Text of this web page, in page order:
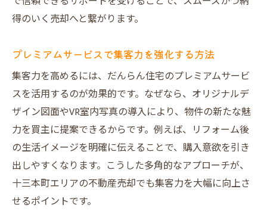
直接買取でスムーズな不動産売却を実現
集客力と信頼性を高める取り組みの全貌
仲介手数料を抑えて賢く不動産売却する方法
直接買取とオークション買取の違いを解説
だんらん住宅の費用面の魅力を知る
高値売却とコスト削減を両立する方法
信頼できるサービスで安心売却を実現
口コミで評価される手数料の特徴とは
十三本町で選ばれる不動産売却のポイント
十三本町で不動産売却が選ばれる理由
得のいく売却へと繋がります。
プレミアムサービスで集客力を強化する方法
集客力を高めるには、だんらん住宅のプレミアムサービ
スを活用するのが効果的です。なぜなら、オリジナルデ
ザイン図面やVR室内写真の導入により、物件の新たな魅
力を買主に提案できるからです。例えば、リフォーム後
の生活イメージを明確に伝えることで、購入意欲を引き
出しやすくなります。こうした多角的なアプローチが、
十三本町エリアの不動産売却でも集客力を大幅に向上さ
せるポイントです。